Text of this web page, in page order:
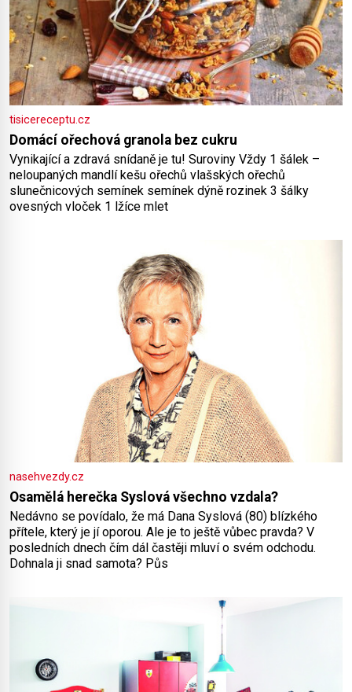
tisicereceptu.cz
Domácí ořechová granola bez cukru
Vynikající a zdravá snídaně je tu! Suroviny Vždy 1 šálek –
neloupaných mandlí kešu ořechů vlašských ořechů
slunečnicových semínek semínek dýně rozinek 3 šálky
ovesných vloček 1 lžíce mlet
nasehvezdy.cz
Osamělá herečka Syslová všechno vzdala?
Nedávno se povídalo, že má Dana Syslová (80) blízkého
přítele, který je jí oporou. Ale je to ještě vůbec pravda? V
posledních dnech čím dál častěji mluví o svém odchodu.
Dohnala ji snad samota? Půs